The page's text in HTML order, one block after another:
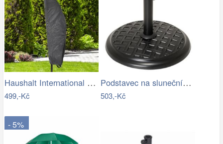
Haushalt International Ochranný obal na…
499,-Kč
Podstavec na slunečník, kulatý, 15 kg
503,-Kč
- 5%